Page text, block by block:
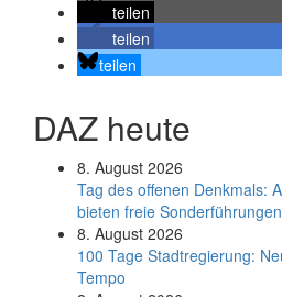
teilen
teilen
teilen
DAZ heute
8. August 2026
Tag des offenen Denkmals:
bieten freie Sonderführungen
8. August 2026
100 Tage Stadtregierung:
Tempo